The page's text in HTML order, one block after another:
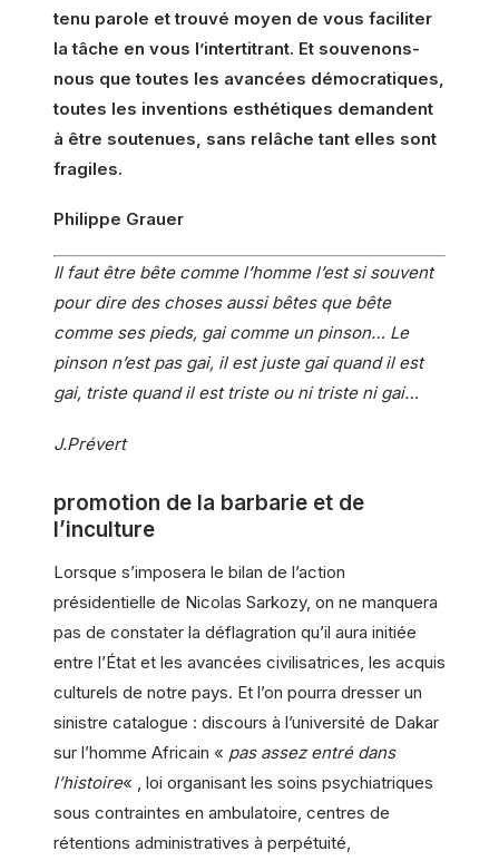
tenu parole et trouvé moyen de vous faciliter
la tâche en vous l’intertitrant. Et souvenons-
nous que toutes les avancées démocratiques,
toutes les inventions esthétiques demandent
à être soutenues, sans relâche tant elles sont
fragiles.
Philippe Grauer
Il faut être bête comme l’homme l’est si souvent
pour dire des choses aussi bêtes que bête
comme ses pieds, gai comme un pinson… Le
pinson n’est pas gai, il est juste gai quand il est
gai, triste quand il est triste ou ni triste ni gai…
J.Prévert
promotion de la barbarie et de
l’inculture
Lorsque s’imposera le bilan de l’action
présidentielle de Nicolas Sarkozy, on ne manquera
pas de constater la déflagration qu’il aura initiée
entre l’État et les avancées civilisatrices, les acquis
culturels de notre pays. Et l’on pourra dresser un
sinistre catalogue : discours à l’université de Dakar
sur l’homme Africain « pas assez entré dans
l’histoire« , loi organisant les soins psychiatriques
sous contraintes en ambulatoire, centres de
rétentions administratives à perpétuité,